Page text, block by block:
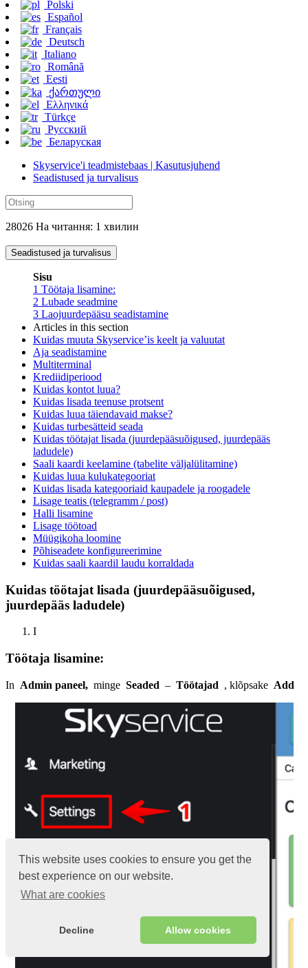
This website uses cookies to ensure you get the
best experience on our website.
What are cookies
Decline Allow cookies
Polski
Español
Français
Deutsch
Italiano
Română
Eesti
ქართული
Ελληνικά
Türkçe
Русский
Беларуская
Skyservice'i teadmistebaas | Kasutusjuhend
Seadistused ja turvalisus
28026 На читання: 1 хвилин
Seadistused ja turvalisus
Sisu
1 Töötaja lisamine:
2 Lubade seadmine
3 Laojuurdepääsu seadistamine
Articles in this section
Kuidas muuta Skyservice’is keelt ja valuutat
Aja seadistamine
Multiterminal
Krediidiperiood
Kuidas kontot luua?
Kuidas lisada teenuse protsent
Kuidas luua täiendavaid makse?
Kuidas turbesätteid seada
Kuidas töötajat lisada (juurdepääsuõigused, juurdepääs
ladudele)
Saali kaardi keelamine (tabelite väljalülitamine)
Kuidas luua kulukategooriat
Kuidas lisada kategooriaid kaupadele ja roogadele
Lisage teatis (telegramm / post)
Halli lisamine
Lisage töötoad
Müügikoha loomine
Põhiseadete konfigureerimine
Kuidas saali kaardil laudu korraldada
Kuidas töötajat lisada (juurdepääsuõigused,
juurdepääs ladudele)
I
Töötaja lisamine:
In Admin paneel, minge Seaded – Töötajad , klõpsake Add